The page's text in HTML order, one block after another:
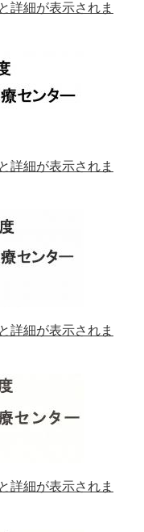
詳細が表示されま
詳細が表示されま
詳細が表示されま
詳細が表示されま